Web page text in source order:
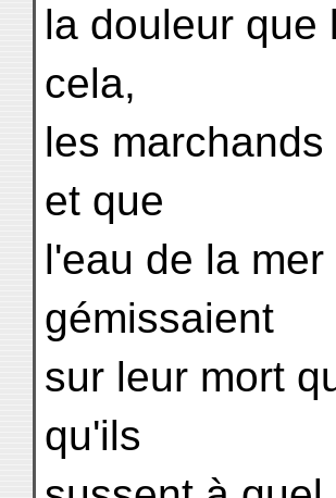
la douleur que
cela,
les
et que
l'eau de la
gémissaient
sur leur mort
qu'ils